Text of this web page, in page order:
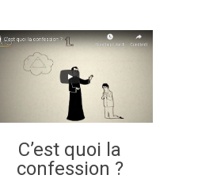
C’est quoi la
confession ?